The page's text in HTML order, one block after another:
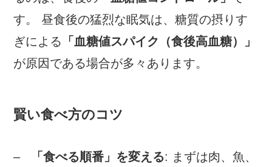
す。 昼食後の猛烈な眠気は、糖質の摂りす
ぎによる
「血糖値スパイク（食後高血糖）」
が原因である場合が多々あります。
賢い食べ方のコツ
– 「食べる順番」を変える: まずは肉、魚、